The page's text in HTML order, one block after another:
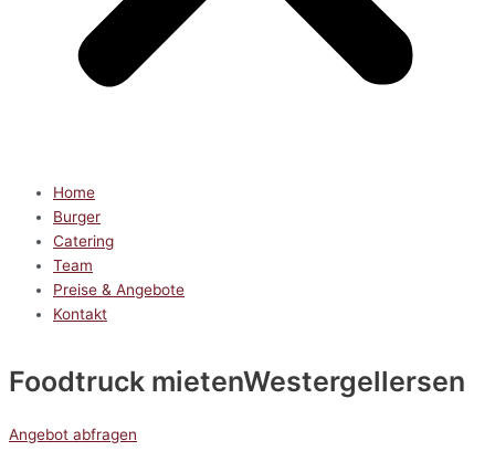
Home
Burger
Catering
Team
Preise & Angebote
Kontakt
Foodtruck mietenWestergellersen
Angebot abfragen